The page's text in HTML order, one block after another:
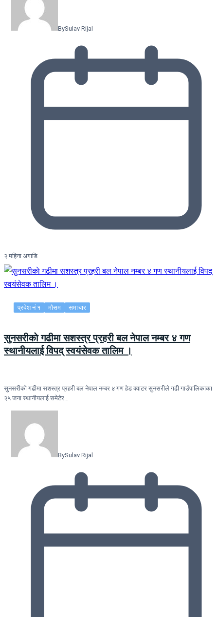
BySulav Rijal
२ महिना अगाडि
प्रदेश नं १ मौसम समाचार
सुनसरीकाे गढीमा सशस्त्र प्रहरी बल नेपाल नम्बर ४ गण
स्थानीयलाई विपद् स्वयंसेवक तालिम ।
सुनसरीकाे गढीमा सशस्त्र प्रहरी बल नेपाल नम्बर ४ गण हेड क्वाटर सुनसरीले गढी गाउँपालिकाका
२५ जना स्थानीयलाई समेटेर…
BySulav Rijal